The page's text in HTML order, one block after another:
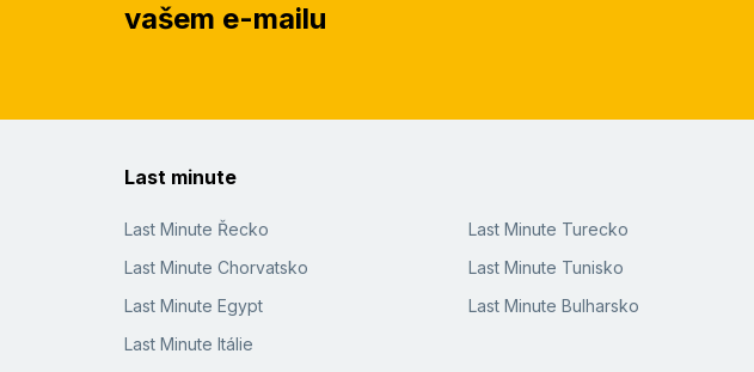
vašem e-mailu
Last minute
Last Minute Řecko
Last Minute Chorvatsko
Last Minute Egypt
Last Minute Itálie
Last Minute Turecko
Last Minute Tunisko
Last Minute Bulharsko